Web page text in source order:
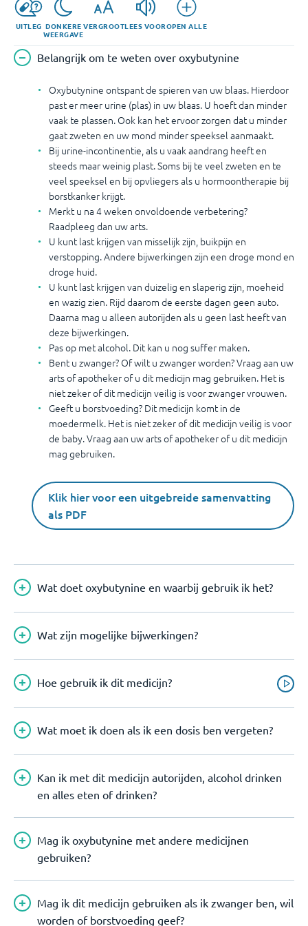
UITLEG DONKERE
WEERGAVE
VERGROOTLEES VOOROPEN ALLE
Belangrijk om te weten over oxybutynine
Oxybutynine ontspant de spieren van uw blaas. Hierdoor
past er meer urine (plas) in uw blaas. U hoeft dan minder
vaak te plassen. Ook kan het ervoor zorgen dat u minder
gaat zweten en uw mond minder speeksel aanmaakt.
Bij urine-incontinentie, als u vaak aandrang heeft en
steeds maar weinig plast. Soms bij te veel zweten en te
veel speeksel en bij opvliegers als u hormoontherapie bij
borstkanker krijgt.
Merkt u na 4 weken onvoldoende verbetering?
Raadpleeg dan uw arts.
U kunt last krijgen van misselijk zijn, buikpijn en
verstopping. Andere bijwerkingen zijn een droge mond en
droge huid.
U kunt last krijgen van duizelig en slaperig zijn, moeheid
en wazig zien. Rijd daarom de eerste dagen geen auto.
Daarna mag u alleen autorijden als u geen last heeft van
deze bijwerkingen.
Pas op met alcohol. Dit kan u nog suffer maken.
Bent u zwanger? Of wilt u zwanger worden? Vraag aan uw
arts of apotheker of u dit medicijn mag gebruiken. Het is
niet zeker of dit medicijn veilig is voor zwanger vrouwen.
Geeft u borstvoeding? Dit medicijn komt in de
moedermelk. Het is niet zeker of dit medicijn veilig is voor
de baby. Vraag aan uw arts of apotheker of u dit medicijn
mag gebruiken.
Klik hier voor een uitgebreide samenvatting
als PDF
Wat doet oxybutynine en waarbij gebruik ik het?
Wat zijn mogelijke bijwerkingen?
Hoe gebruik ik dit medicijn?
Wat moet ik doen als ik een dosis ben vergeten?
Kan ik met dit medicijn autorijden, alcohol drinken
en alles eten of drinken?
Mag ik oxybutynine met andere medicijnen
gebruiken?
Mag ik dit medicijn gebruiken als ik zwanger ben, wil
worden of borstvoeding geef?